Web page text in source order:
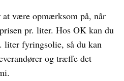
være opmærksom på, når
pr. liter. Hos OK kan du
liter fyringsolie, så du kan
og træffe det